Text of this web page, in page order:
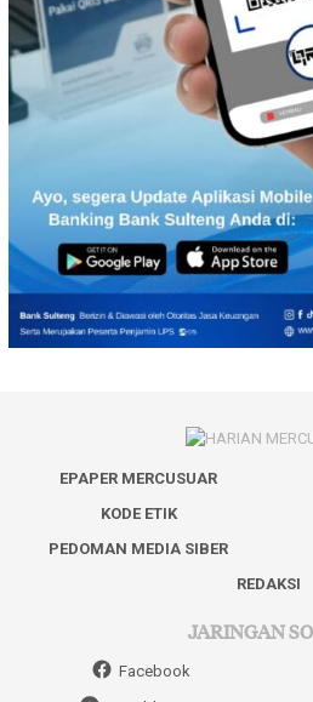
EPAPER MERCUSUAR
KODE ETIK
PEDOMAN MEDIA SIBER
REDAKSI
JARINGAN
Facebook